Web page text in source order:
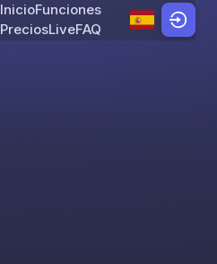
Skip to content
InicioFunciones
PreciosLiveFAQ